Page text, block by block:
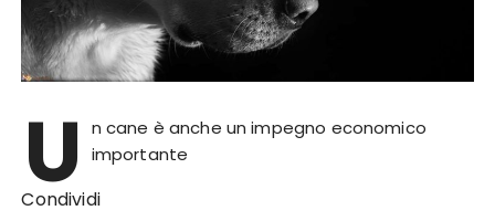
U
n cane è anche un impegno economico
importante
Condividi